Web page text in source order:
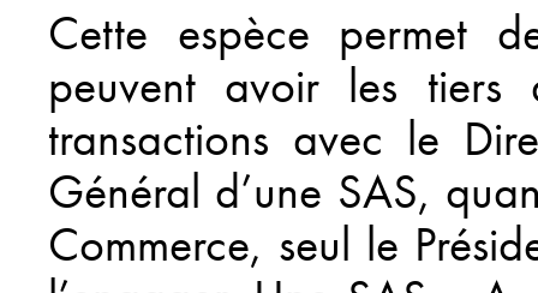
Cette espèce permet
peuvent avoir les
transactions avec le
Général d’une SAS,
Commerce, seul le